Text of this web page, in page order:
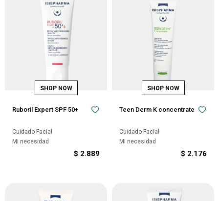
Ruboril Expert SPF 50+
Cuidado Facial
Mi necesidad
$ 2.889
Teen Derm K concentrate
Cuidado Facial
Mi necesidad
$ 2.176